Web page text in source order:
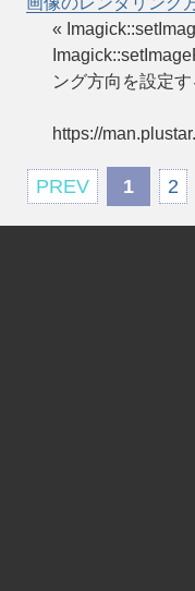
«
ング方向を設定
https://
PREV 1 2